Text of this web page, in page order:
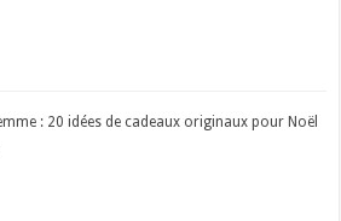
: 20 idées de cadeaux originaux pour Noël